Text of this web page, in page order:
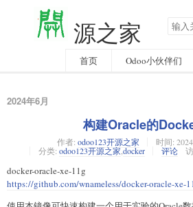
源之家 搜
索
字
首页 Odoo小伙伴们
2024年6月
构建Oracle的
作者: odoo123开源之家 时间:
分类: odoo123开源之家 docker 评论
docker-oracle-xe-11g
https://github.com/wnameless/docker-oracle-xe-